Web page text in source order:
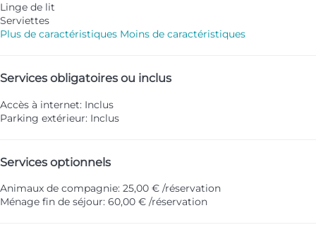
Linge de lit
Serviettes
Plus de caractéristiques Moins de caractéristiques
Services obligatoires ou inclus
Accès à internet: Inclus
Parking extérieur: Inclus
Services optionnels
Animaux de compagnie: 25,00 € /réservation
Ménage fin de séjour: 60,00 € /réservation